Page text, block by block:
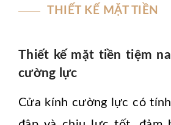
THIẾT KẾ MẶT TIỀN
Thiết kế mặt tiền tiệm
cường lực
Cửa kính cường lực có